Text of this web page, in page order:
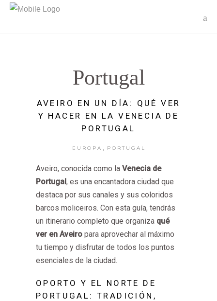
Portugal
AVEIRO EN UN DÍA: QUÉ VER
Y HACER EN LA VENECIA DE
PORTUGAL
EUROPA PORTUGAL
Aveiro, conocida como la Venecia de
Portugal, es una encantadora ciudad que
destaca por sus canales y sus coloridos
barcos moliceiros. Con esta guía, tendrás
un itinerario completo que organiza qué
ver en Aveiro para aprovechar al máximo
tu tiempo y disfrutar de todos los puntos
esenciales de la ciudad.
OPORTO Y EL NORTE DE
PORTUGAL: TRADICIÓN,